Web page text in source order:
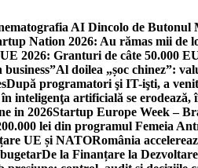
AI Dincolo de Butonul
Nation 2026: Au rămas mii de
2026: Granturi de câte 50.000
business”Al doilea „șoc chinez”:
După programatori şi IT-işti, a
inteligenţa artificială se erodează,
in 2026Startup Europe Week –
lei din programul Femeia
UE și NATORomânia
De la Finanțare la Dezvoltare